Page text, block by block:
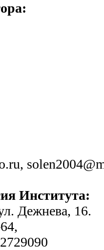
Института:
Дежнева, 16.